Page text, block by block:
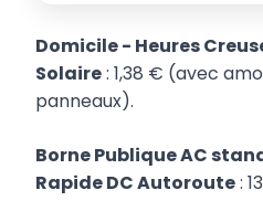
Domicile - Heures
Solaire: 1,38 € (avec
panneaux).
Borne Publique AC
Rapide DC Autoroute: